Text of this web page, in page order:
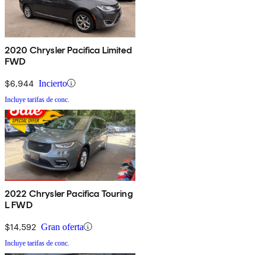
2020 Chrysler Pacifica Limited
FWD
$6,944 Incierto
Incluye tarifas de conc.
2022 Chrysler Pacifica Touring
L FWD
$14,592 Gran oferta
Incluye tarifas de conc.